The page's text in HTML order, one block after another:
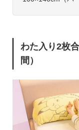
わた入り2枚
間）